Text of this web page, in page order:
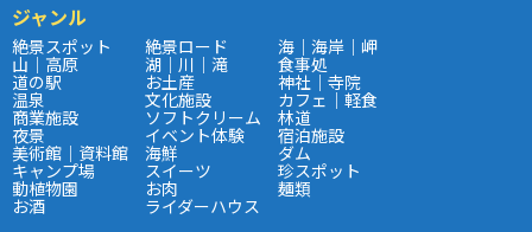
ジャンル
絶景スポット 絶景ロード 海｜海岸｜岬
山｜高原 湖｜川｜滝 食事処
道の駅 お土産 神社｜寺院
温泉 文化施設 カフェ｜軽食
商業施設 ソフトクリーム 林道
夜景 イベント体験 宿泊施設
美術館｜資料館 海鮮 ダム
キャンプ場 スイーツ 珍スポット
動植物園 お肉 麺類
お酒 ライダーハウス